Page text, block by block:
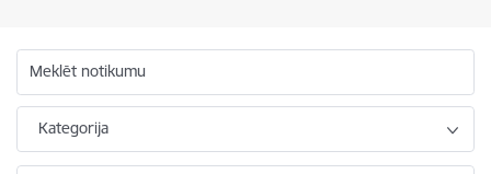
Meklēt notikumu
Kategorija